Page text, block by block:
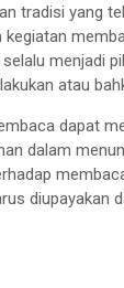
tradisi yang
menjadi
atau
dapat
dalam
diupayakan